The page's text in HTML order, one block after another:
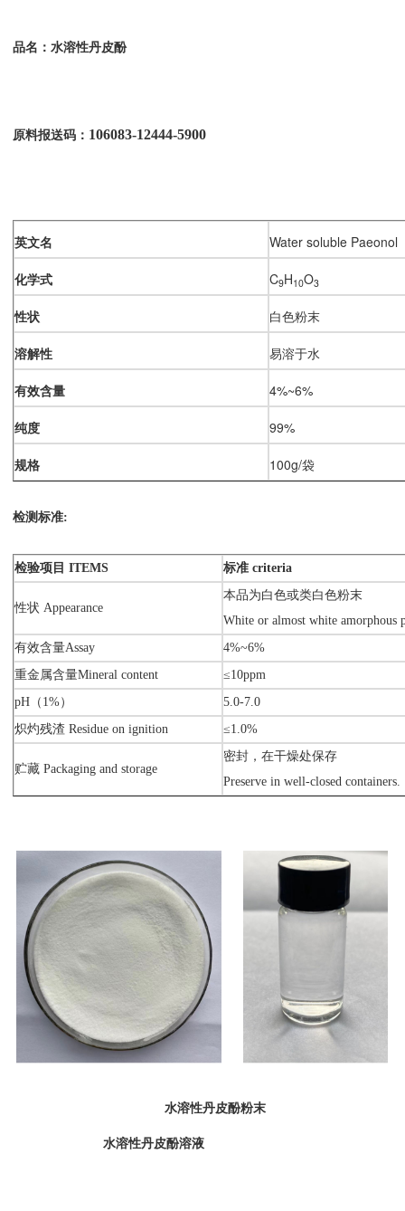
品名：水溶性丹皮酚
原料报送码： 106083-12444-5900
英文名 Water soluble Paeonol
化学式 C9H10O3
性状 白色粉末
溶解性 易溶于水
有效含量 4%~6%
纯度 99%
规格 100g/袋
检测标准:
检验项目 ITEMS 标准 criteria
性状 Appearance
本品为白色或类白色粉末
White or almost white amorphous
有效含量Assay
4%~6%
重金属含量Mineral content
≤10ppm
pH（1%）
5.0-7.0
炽灼残渣 Residue on ignition
≤1.0%
贮藏 Packaging and storage
密封，在干燥处保存
Preserve in well-closed containers.
水溶性丹皮酚粉末
水溶性丹皮酚溶液